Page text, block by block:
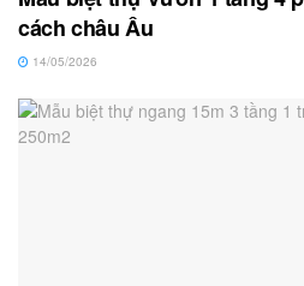
cách châu Âu
14/05/2026